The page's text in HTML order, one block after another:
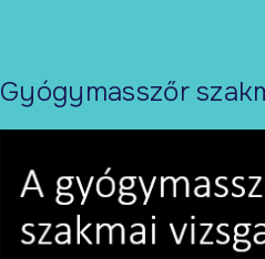
Gyógymasszőr